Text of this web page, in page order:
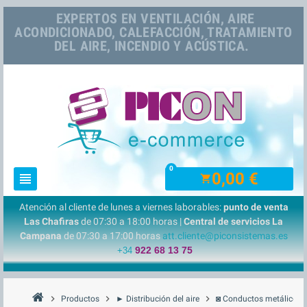
EXPERTOS EN VENTILACIÓN, AIRE
ACONDICIONADO, CALEFACCIÓN, TRATAMIENTO
DEL AIRE, INCENDIO Y ACÚSTICA.
view_headline shopping_cart0,00 €
0
Atención al cliente de lunes a viernes laborables:punto de venta
Las Chafirasde 07:30 a 18:00 horas |Central de servicios La
Campanade 07:30 a 17:00 horasatt.cliente@piconsistemas.es
+34 922 68 13 75
chevron_right Productos chevron_right ► Distribución del aire chevron_right ◙ Conductos metálicos